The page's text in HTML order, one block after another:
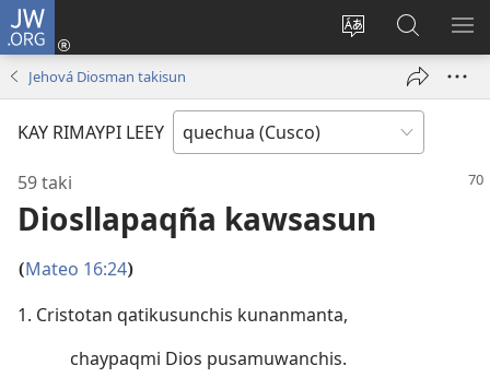
JW.ORG
Direccionpi
Sutiykiwan
jaykuy
nueva
JW.ORG
nisqapi
maskhay
Jehová Diosman takisun
KAY RIMAYPI LEEY
59 taki
Diosllapaqña kawsasun
(Mateo 16:24)
1. Cristotan qatikusunchis kunanmanta,
chaypaqmi Dios pusamuwanchis.